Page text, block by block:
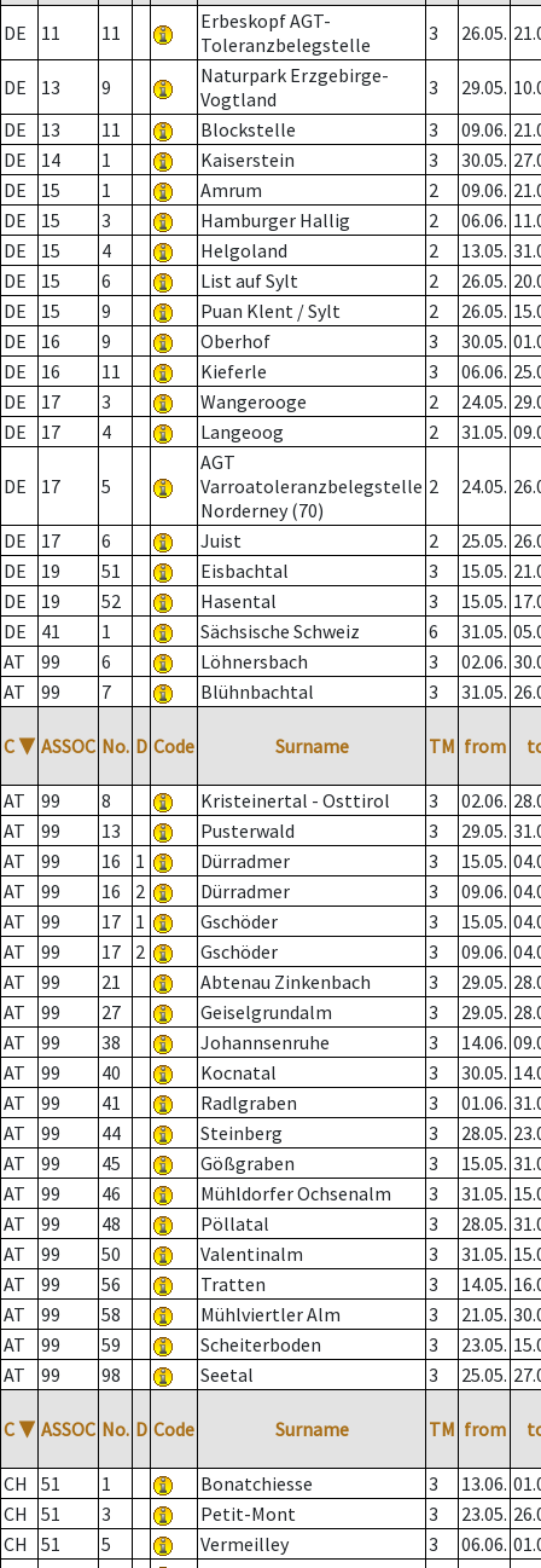
DE 11 11
Erbeskopf AGT-
Toleranzbelegstelle
3 26.05.
DE 13 9
Naturpark Erzgebirge-
Vogtland
3 29.05.
DE
13 11 Blockstelle 3 09.06.
DE
14 1 Kaiserstein 3 30.05.
DE
15 1 Amrum 2 09.06.
DE
15 3 Hamburger Hallig 2 06.06.
DE
15 4 Helgoland 2 13.05.
DE
15 6 List auf Sylt 2 26.05.
DE
15 9 Puan Klent / Sylt 2 26.05.
DE
16 9 Oberhof 3 30.05.
DE
16 11 Kieferle 3 06.06.
DE
17 3 Wangerooge 2 24.05.
DE
17 4 Langeoog 2 31.05.
DE 17 5
AGT
Varroatoleranzbelegstelle
Norderney (70)
2 24.05.
DE 17 6 Juist 2 25.05.
DE
19 51 Eisbachtal 3 15.05.
DE
19 52 Hasental 3 15.05.
DE
41 1 Sächsische Schweiz 6 31.05.
AT
99 6 Löhnersbach 3 02.06.
AT
99 7 Blühnbachtal 3 31.05.
C ▼ ASSOC No. D Code Surname TM from
AT 99 8 Kristeinertal - Osttirol 3 02.06.
AT
99 13 Pusterwald 3 29.05.
AT
99 16 1 Dürradmer 3 15.05.
AT
99 16 2 Dürradmer 3 09.06.
AT
99 17 1 Gschöder 3 15.05.
AT
99 17 2 Gschöder 3 09.06.
AT
99 21 Abtenau Zinkenbach 3 29.05.
AT
99 27 Geiselgrundalm 3 29.05.
AT
99 38 Johannsenruhe 3 14.06.
AT
99 40 Kocnatal 3 30.05.
AT
99 41 Radlgraben 3 01.06.
AT
99 44 Steinberg 3 28.05.
AT
99 45 Gößgraben 3 15.05.
AT
99 46 Mühldorfer Ochsenalm 3 31.05.
AT
99 48 Pöllatal 3 28.05.
AT
99 50 Valentinalm 3 31.05.
AT
99 56 Tratten 3 14.05.
AT
99 58 Mühlviertler Alm 3 21.05.
AT
99 59 Scheiterboden 3 23.05.
AT
99 98 Seetal 3 25.05.
C ▼ ASSOC No. D Code Surname TM from
CH 51 1 Bonatchiesse 3 13.06.
CH
51 3 Petit-Mont 3 23.05.
CH
51 5 Vermeilley 3 06.06.